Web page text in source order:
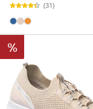
(31)
%